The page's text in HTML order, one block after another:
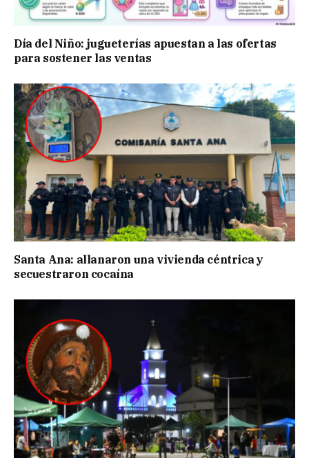
Día del Niño: jugueterías apuestan a las ofertas
para sostener las ventas
Santa Ana: allanaron una vivienda céntrica y
secuestraron cocaína